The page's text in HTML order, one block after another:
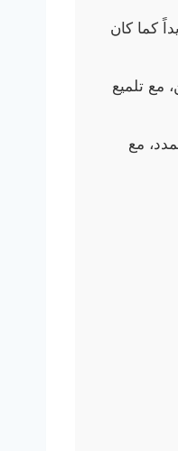
كما كان
مع تلميع
مع